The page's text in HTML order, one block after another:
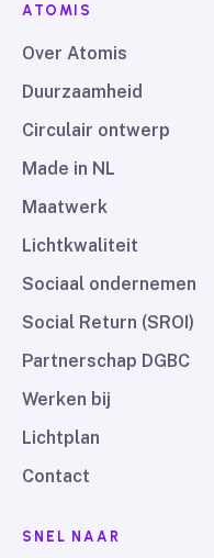
ATOMIS
Over Atomis
Duurzaamheid
Circulair ontwerp
Made in NL
Maatwerk
Lichtkwaliteit
Sociaal ondernemen
Social Return (SROI)
Partnerschap DGBC
Werken bij
Lichtplan
Contact
SNEL NAAR